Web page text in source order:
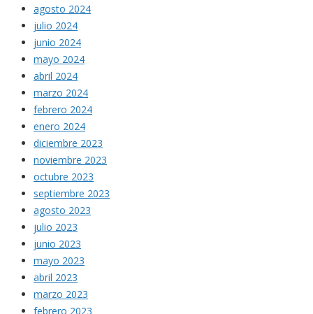
agosto 2024
julio 2024
junio 2024
mayo 2024
abril 2024
marzo 2024
febrero 2024
enero 2024
diciembre 2023
noviembre 2023
octubre 2023
septiembre 2023
agosto 2023
julio 2023
junio 2023
mayo 2023
abril 2023
marzo 2023
febrero 2023